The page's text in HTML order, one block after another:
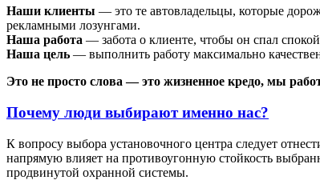
Наши клиенты — это те автовладельцы, которые
рекламными лозунгами.
Наша работа — забота о клиенте, чтобы он спал
Наша цель — выполнить работу максимально
Это не просто слова — это жизненное кредо, мы
Почему люди выбирают именно нас?
К вопросу выбора установочного центра следует
напрямую влияет на противоугонную стойкость
продвинутой охранной системы.